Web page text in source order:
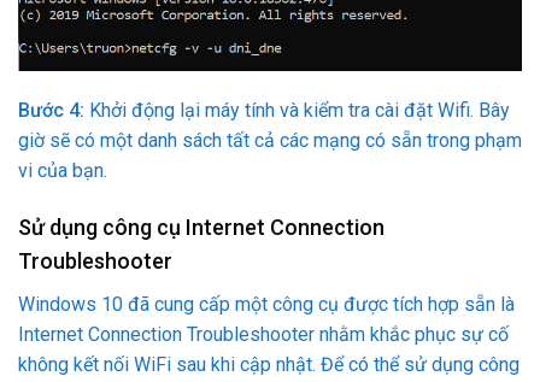
Bước 4: Khởi động lại máy tính và kiểm tra cài đặt Wifi. Bây
giờ sẽ có một danh sách tất cả các mạng có sẵn trong phạm
vi của bạn.
Sử dụng công cụ Internet Connection
Troubleshooter
Windows 10 đã cung cấp một công cụ được tích hợp sẵn là
Internet Connection Troubleshooter nhằm khắc phục sự cố
không kết nối WiFi sau khi cập nhật. Để có thể sử dụng công